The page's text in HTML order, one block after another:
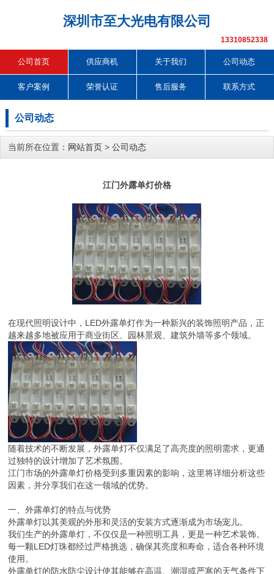
深圳市至大光电有限公司
13310852338
公司首页 供应商机 关于我们 公司动态
客户案例 荣誉认证 售后服务 联系方式
公司动态
当前所在位置： 网站首页 > 公司动态
江门外露单灯价格
在现代照明设计中，LED外露单灯作为一种新兴的装饰照明产品，正
越来越多地被应用于商业街区、园林景观、建筑外墙等多个领域。
随着技术的不断发展，外露单灯不仅满足了高亮度的照明需求，更通
过独特的设计增加了艺术氛围。
江门市场的外露单灯价格受到多重因素的影响，这里将详细分析这些
因素，并分享我们在这一领域的优势。
一、外露单灯的特点与优势
外露单灯以其美观的外形和灵活的安装方式逐渐成为市场宠儿。
我们生产的外露单灯，不仅仅是一种照明工具，更是一种艺术装饰。
每一颗LED灯珠都经过严格挑选，确保其亮度和寿命，适合各种环境
使用。
外露单灯的防水防尘设计使其能够在高温、潮湿或严寒的天气条件下